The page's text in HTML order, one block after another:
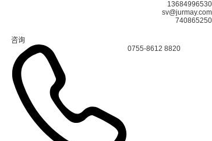
13684996530
sv@jurmay.com
740865250
咨询
0755-8612 8820